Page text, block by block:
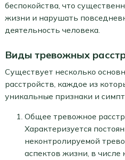
беспокойства, что
жизни и нарушать
деятельность человека.
Виды тревожных
Существует несколько
расстройств, каждое из
уникальные признаки и
Общее тревожное
Характеризуется
неконтролируемой
аспектов жизни, в числе